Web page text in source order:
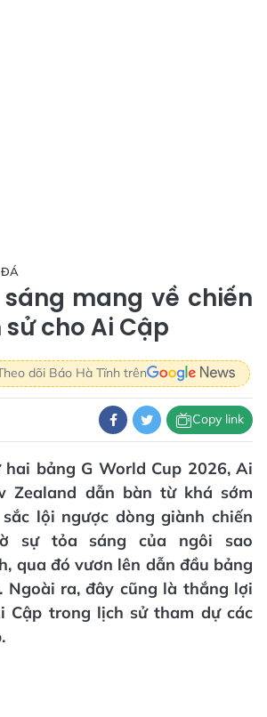
ĐÁ
mang về chiến
cho Ai Cập
dõi Báo Hà Tĩnh trên
Copy link
bảng G World Cup 2026, Ai
Zealand dẫn bàn từ khá sớm
lội ngược dòng giành chiến
sự tỏa sáng của ngôi sao
qua đó vươn lên dẫn đầu bảng
Ngoài ra, đây cũng là thắng lợi
Cập trong lịch sử tham dự các